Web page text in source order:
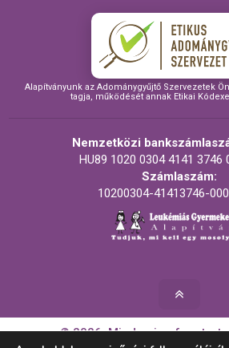
Alapítványunk az Adománygyűjtő Szervezetek
tagja, működését annak Etikai
Nemzetközi
HU89 1020 0304 4141 3746
Számlaszám:
10200304-41413746-
© 2026. Minden jog